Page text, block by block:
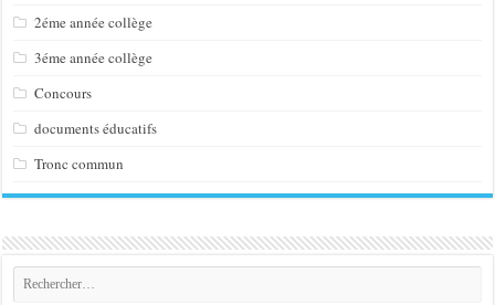
2éme année collège
3éme année collège
Concours
documents éducatifs
Tronc commun